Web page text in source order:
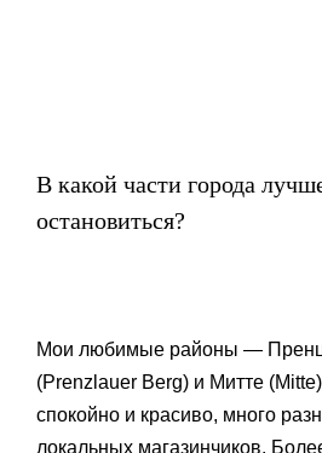
В какой части города
остановиться?
Мои любимые районы —
(Prenzlauer Berg) и Митте
спокойно и красиво, много
локальных магазинчиков.